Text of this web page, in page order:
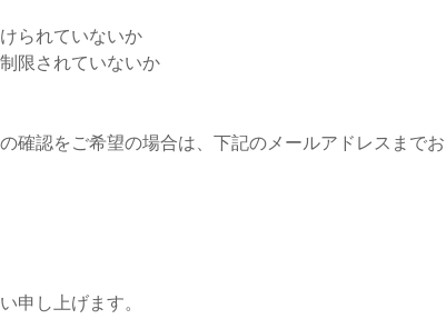
られていないか
限されていないか
確認をご希望の場合は、下記のメールアドレスまでお
申し上げます。